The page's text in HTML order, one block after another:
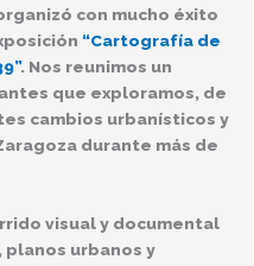
con mucho éxito
“Cartografía de
. Nos reunimos un
que exploramos, de
cambios urbanísticos y
durante más de
visual y documental
planos urbanos y